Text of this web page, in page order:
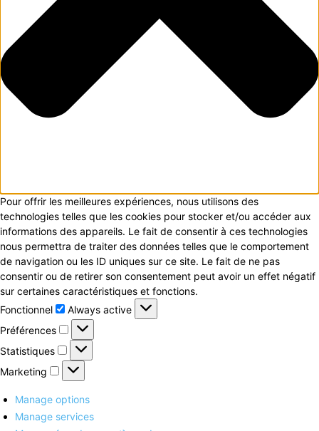
Pour offrir les meilleures expériences, nous utilisons des
technologies telles que les cookies pour stocker et/ou accéder aux
informations des appareils. Le fait de consentir à ces technologies
nous permettra de traiter des données telles que le comportement
de navigation ou les ID uniques sur ce site. Le fait de ne pas
consentir ou de retirer son consentement peut avoir un effet négatif
sur certaines caractéristiques et fonctions.
Fonctionnel
Fonctionnel
Always active
Préférences
Préférences
Statistiques
Statistiques
Marketing
Marketing
Manage options
Manage services